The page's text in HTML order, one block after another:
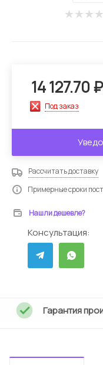
Гарантия
14 127.70₽
Под заказ
Рассчитать доставку
Примерные сроки
Нашли дешевле?
Консультация: